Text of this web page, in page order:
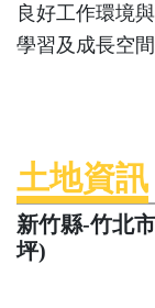
良好工作環境
學習及成長空
土地資訊
新竹縣-竹北
坪)